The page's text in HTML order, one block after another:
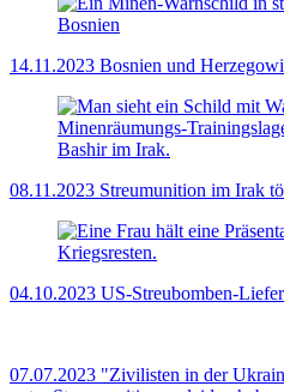
14.11.2023 Bosnien und
08.11.2023 Streumunition im Irak
04.10.2023 US-Streubomben-
07.07.2023 "Zivilisten in der